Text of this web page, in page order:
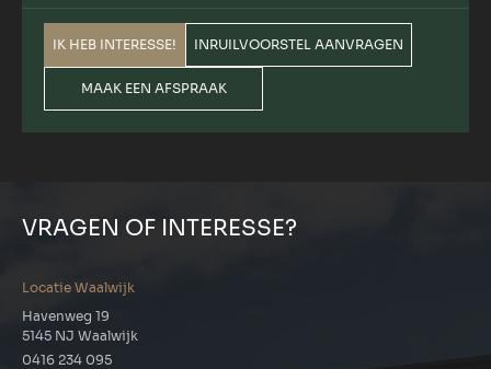
IK HEB INTERESSE! INRUILVOORSTEL AANVRAGEN
MAAK EEN AFSPRAAK
VRAGEN OF INTERESSE?
Locatie Waalwijk
Havenweg 19
5145 NJ Waalwijk
0416 234 095